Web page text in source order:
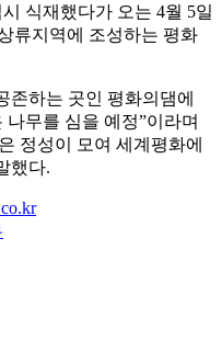
식재했다가 오는 4월 5일
류지역에 조성하는 평화
존하는 곳인 평화의댐에
무를 심을 예정”이라며
정성이 모여 세계평화에
했다.